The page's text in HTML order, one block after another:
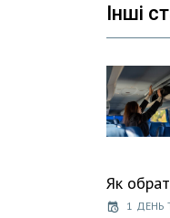
Інші
Як
1 ДЕНЬ